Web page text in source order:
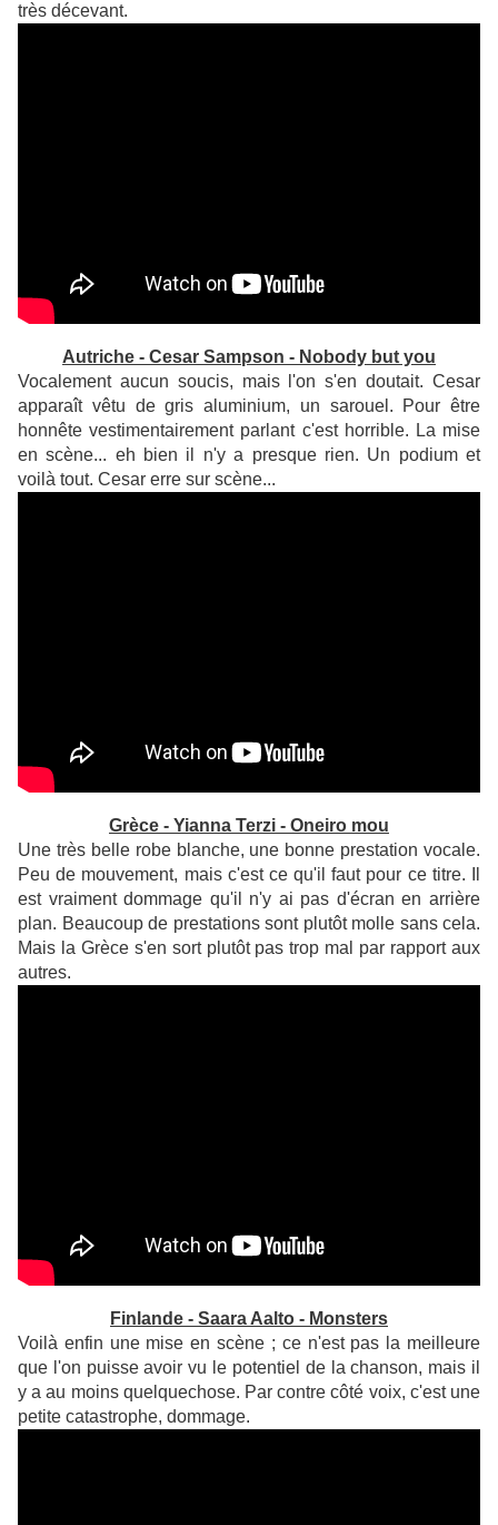
très décevant.
Autriche - Cesar Sampson - Nobody but you
Vocalement aucun soucis, mais l'on s'en doutait. Cesar
apparaît vêtu de gris aluminium, un sarouel. Pour être
honnête vestimentairement parlant c'est horrible. La mise
en scène... eh bien il n'y a presque rien. Un podium et
voilà tout. Cesar erre sur scène...
Grèce - Yianna Terzi - Oneiro mou
Une très belle robe blanche, une bonne prestation vocale.
Peu de mouvement, mais c'est ce qu'il faut pour ce titre. Il
est vraiment dommage qu'il n'y ai pas d'écran en arrière
plan. Beaucoup de prestations sont plutôt molle sans cela.
Mais la Grèce s'en sort plutôt pas trop mal par rapport aux
autres.
Finlande - Saara Aalto - Monsters
Voilà enfin une mise en scène ; ce n'est pas la meilleure
que l'on puisse avoir vu le potentiel de la chanson, mais il
y a au moins quelquechose. Par contre côté voix, c'est une
petite catastrophe, dommage.